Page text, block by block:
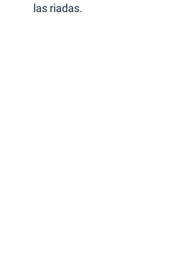
las riadas.